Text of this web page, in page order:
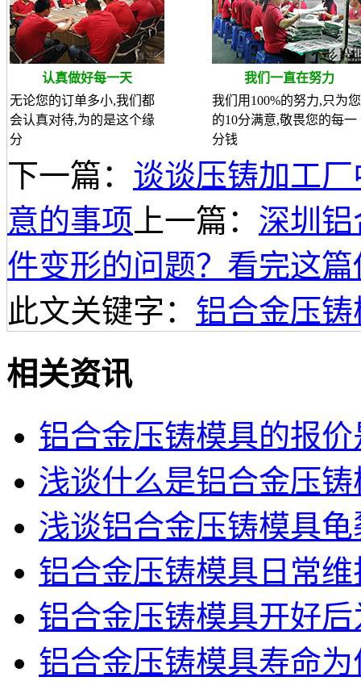
认真做好每一天
我们一直在努力
无论您的订单多小,我们都
会认真对待,为的是这个缘
分
我们用100%的努力,只为您
的10分满意,敬畏您的每一
分钱
下一篇： 谈谈压铸加工
意的事项 上一篇： 深圳
件变形的问题？看完这
此文关键字： 铝合金压铸
相关资讯
铝合金压铸模具的报
浅谈什么是铝合金压
浅谈铝合金压铸模具
铝合金压铸模具日常
铝合金压铸模具开好
铝合金压铸模具寿命